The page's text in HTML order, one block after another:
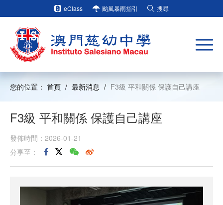
eClass 颱風暴雨指引 搜尋
您的位置： 首頁 / 最新消息 / F3級 平和關係 保護自己講座
F3級 平和關係 保護自己講座
發佈時間：2026-01-21
分享至：